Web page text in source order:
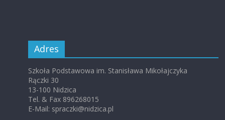
Adres
Szkoła Podstawowa im. Stanisława Mikołajczyka
Rączki 30
13-100 Nidzica
Tel. & Fax 896268015
E-Mail: spraczki@nidzica.pl